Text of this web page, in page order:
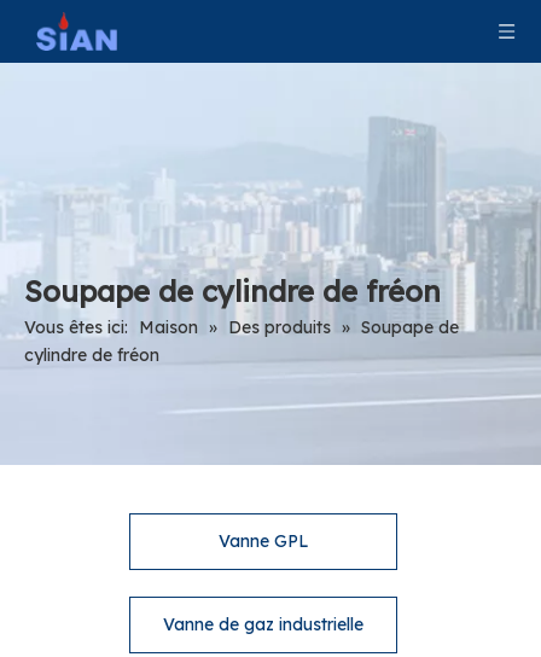
Soupape de cylindre de fréon
Vous êtes ici: Maison » Des produits » Soupape de
cylindre de fréon
Vanne GPL
Vanne de gaz industrielle